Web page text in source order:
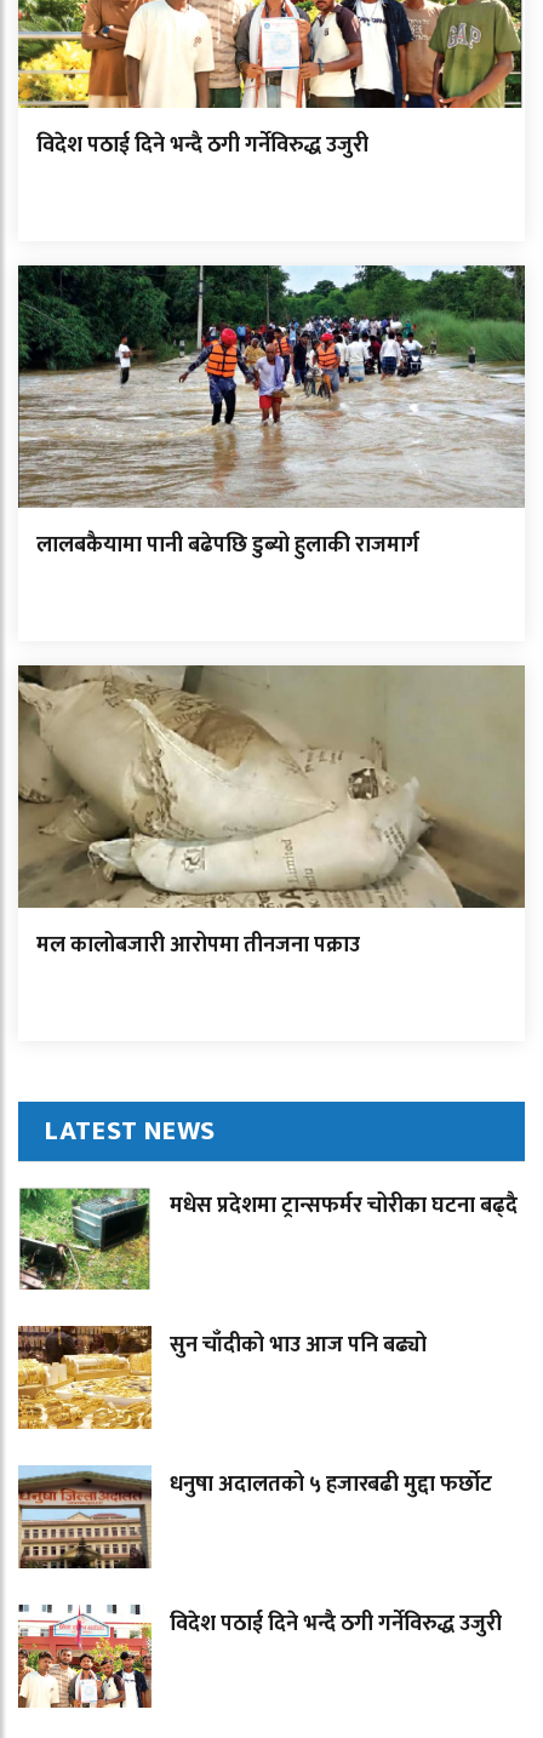
विदेश पठाई दिने भन्दै ठगी गर्नेविरुद्ध उजुरी
लालबकैयामा पानी बढेपछि डुब्यो हुलाकी राजमार्ग
मल कालोबजारी आरोपमा तीनजना पक्राउ
LATEST NEWS
मधेस प्रदेशमा ट्रान्सफर्मर चोरीका घटना बढ्दै
सुन चाँदीको भाउ आज पनि बढ्यो
धनुषा अदालतको ५ हजारबढी मुद्दा फर्छोट
विदेश पठाई दिने भन्दै ठगी गर्नेविरुद्ध उजुरी